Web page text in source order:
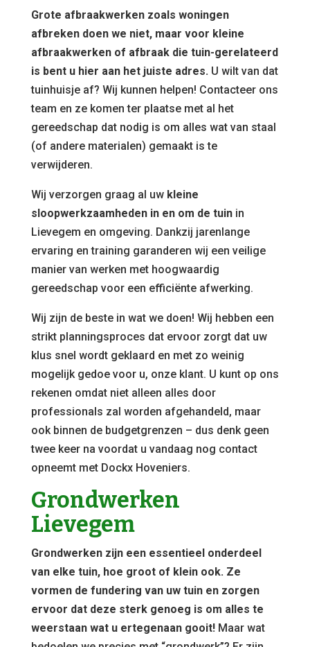
Grote afbraakwerken zoals woningen
afbreken doen we niet, maar voor kleine
afbraakwerken of afbraak die tuin-gerelateerd
is bent u hier aan het juiste adres.U wilt van dat
tuinhuisje af? Wij kunnen helpen! Contacteer ons
team en ze komen ter plaatse met al het
gereedschap dat nodig is om alles wat van staal
(of andere materialen) gemaakt is te
verwijderen.
Wij verzorgen graag al uw kleine
sloopwerkzaamheden in en om de tuinin
Lievegem en omgeving. Dankzij jarenlange
ervaring en training garanderen wij een veilige
manier van werken met hoogwaardig
gereedschap voor een efficiënte afwerking.
Wij zijn de beste in wat we doen! Wij hebben een
strikt planningsproces dat ervoor zorgt dat uw
klus snel wordt geklaard en met zo weinig
mogelijk gedoe voor u, onze klant. U kunt op ons
rekenen omdat niet alleen alles door
professionals zal worden afgehandeld, maar
ook binnen de budgetgrenzen – dus denk geen
twee keer na voordat u vandaag nog contact
opneemt met Dockx Hoveniers.
Grondwerken
Lievegem
Grondwerken zijn een essentieel onderdeel
van elke tuin, hoe groot of klein ook. Ze
vormen de fundering van uw tuin en zorgen
ervoor dat deze sterk genoeg is om alles te
weerstaan wat u ertegenaan gooit!Maar wat